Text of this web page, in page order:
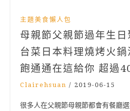
主題美食懶人包
母親節父親節過年生
台菜日本料理燒烤火鍋
飽通通在這給你 超過
Clairehsuan / 2019-06-15
很多人在父親節母親節都會有餐廳